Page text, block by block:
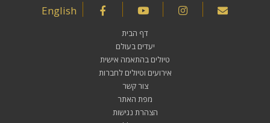
English
דף הבית
יעדים בעולם
טיולים בהתאמה אישית
אירועים וטיולים לחברות
צור קשר
מפת האתר
הצהרת נגישות